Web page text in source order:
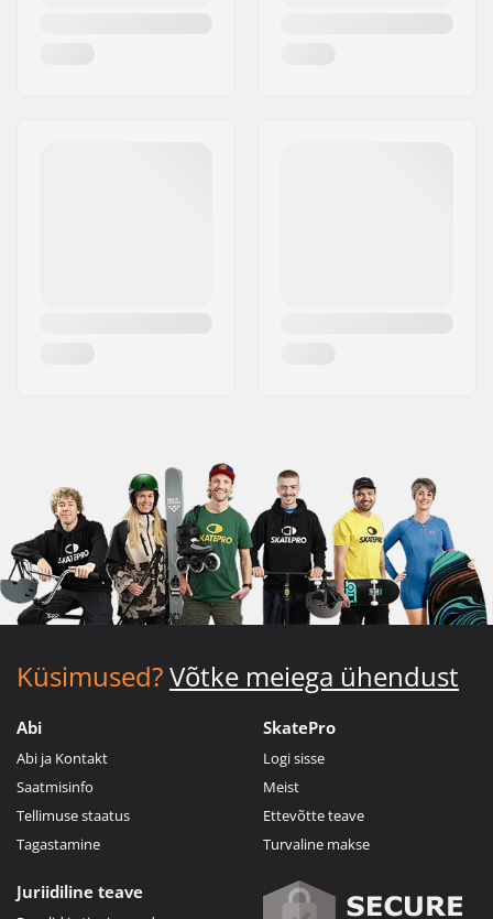
Küsimused?Võtke meiega ühendust
Abi
Abi ja Kontakt
Saatmisinfo
Tellimuse staatus
Tagastamine
SkatePro
Logi sisse
Meist
Ettevõtte teave
Turvaline makse
Juriidiline teave